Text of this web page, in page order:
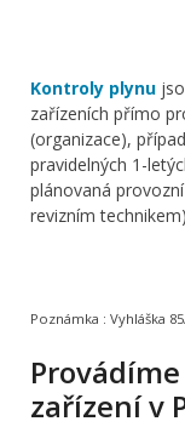
Kontroly plynu
zařízeních přímo
(organizace),
pravidelných 1-
plánovaná
revizním
Poznámka : Vyhláška
zařízení v